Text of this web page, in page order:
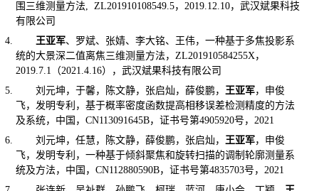
围三维测量方法, ZL201910108549.5，2019.12.10，武汉斌果科技
有限公司
王亚军、罗斌、张婧、李大铭、王伟，一种基于多焦投影系
统的大景深二值离焦三维测量方法，ZL201910584255X，
2019.7.1 （2021.4.16），武汉斌果科技有限公司
刘元坤，于馨，陈文静，张启灿，薛俊鹏，王亚军，申俊
飞，发明专利，基于概率密度函数提高相移误差检测精度的方法
及系统，中国，CN113091645B，证书号第4905920号，2021
刘元坤，任慧，陈文静，薛俊鹏，张启灿，王亚军，申俊
飞，发明专利，一种基于倾斜聚焦和旋转扫描的调制轮廓测量系
统及方法，中国，CN112880590B，证书号第4835703号，2021